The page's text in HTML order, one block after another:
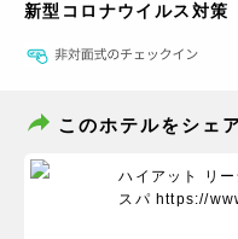
新型コロナウイルス対策
このホテルをシェ
ハイアット リ
スパ https://